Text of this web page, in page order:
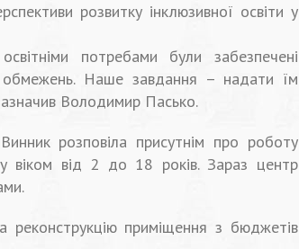
розвитку інклюзивної освіти у
потребами були забезпечені
Наше завдання – надати їм
Володимир Пасько.
розповіла присутнім про роботу
віком від 2 до 18 років. Зараз центр
реконструкцію приміщення з бюджетів